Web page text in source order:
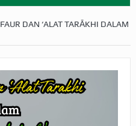
PERANG BADAR
DAN ‘ALAT TARĀKHI DALAM